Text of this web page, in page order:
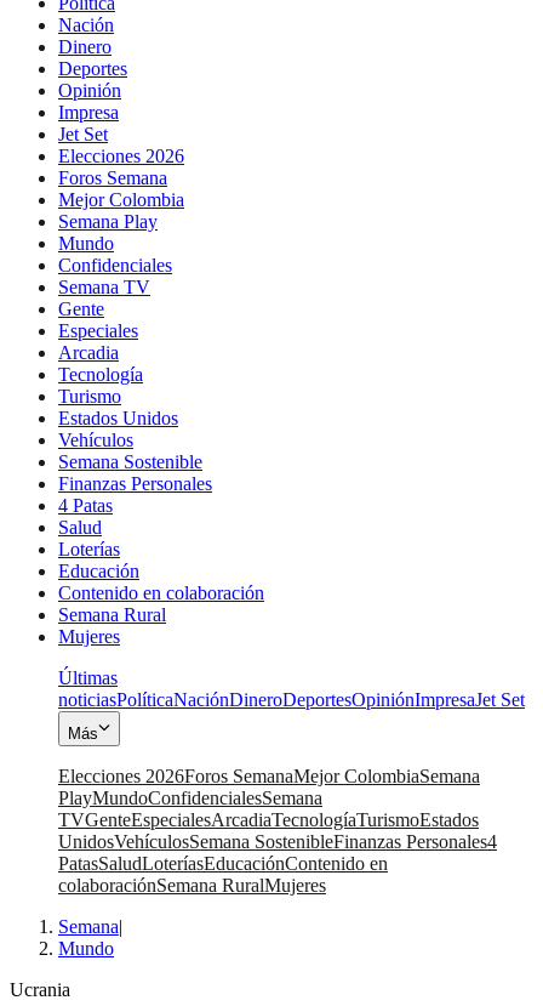
Nación
Dinero
Deportes
Opinión
Impresa
Jet Set
Elecciones 2026
Foros Semana
Mejor Colombia
Semana Play
Mundo
Confidenciales
Semana TV
Gente
Especiales
Arcadia
Tecnología
Turismo
Estados Unidos
Vehículos
Semana Sostenible
Finanzas Personales
4 Patas
Salud
Loterías
Educación
Contenido en colaboración
Semana Rural
Mujeres
Últimas
noticiasPolíticaNaciónDineroDeportesOpiniónImpresaJet Set
Más
Elecciones 2026Foros SemanaMejor ColombiaSemana
PlayMundoConfidencialesSemana
TVGenteEspecialesArcadiaTecnologíaTurismoEstados
UnidosVehículosSemana SostenibleFinanzas Personales4
PatasSaludLoteríasEducaciónContenido en
colaboraciónSemana RuralMujeres
Semana|
Mundo
Ucrania